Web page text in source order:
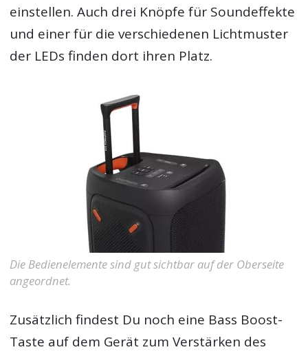
einstellen. Auch drei Knöpfe für Soundeffekte
und einer für die verschiedenen Lichtmuster
der LEDs finden dort ihren Platz.
Die Bedienelemente sind gut sichtbar auf der Oberseite
angeordnet.
Zusätzlich findest Du noch eine Bass Boost-
Taste auf dem Gerät zum Verstärken des